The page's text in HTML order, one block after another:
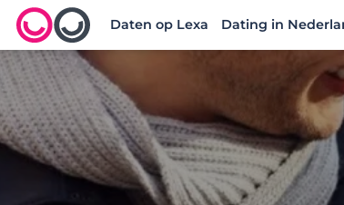
Lexa logo
Daten op Lexa Dating in